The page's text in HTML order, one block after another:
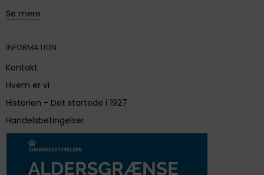
Se mere
INFORMATION
Kontakt
Hvem er vi
Historien - Det startede i 1927
Handelsbetingelser